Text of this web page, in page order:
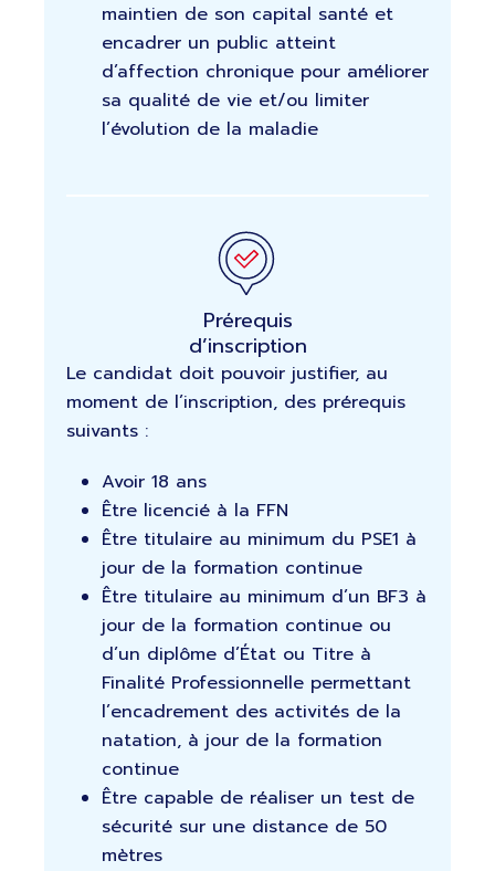
maintien de son capital santé et
encadrer un public atteint
d’affection chronique pour améliorer
sa qualité de vie et/ou limiter
l’évolution de la maladie
Prérequis
d’inscription
Le candidat doit pouvoir justifier, au
moment de l’inscription, des prérequis
suivants :
Avoir 18 ans
Être licencié à la FFN
Être titulaire au minimum du PSE1 à
jour de la formation continue
Être titulaire au minimum d’un BF3 à
jour de la formation continue ou
d’un diplôme d’État ou Titre à
Finalité Professionnelle permettant
l’encadrement des activités de la
natation, à jour de la formation
continue
Être capable de réaliser un test de
sécurité sur une distance de 50
mètres